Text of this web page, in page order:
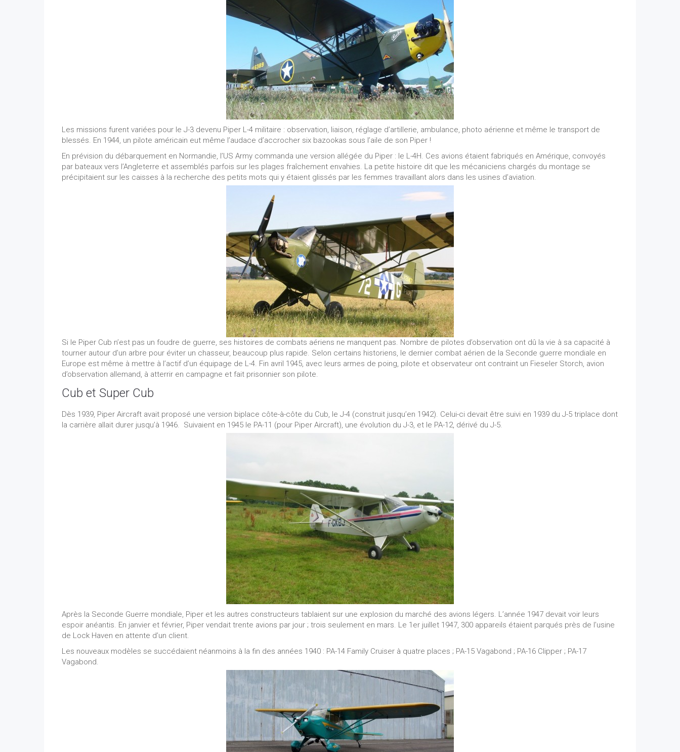
Les missions furent variées pour le J-3 devenu Piper L-4 militaire : observation, liaison, réglage d’artillerie, ambulance, photo aérienne et même le transport de
blessés. En 1944, un pilote américain eut même l’audace d’accrocher six bazookas sous l’aile de son Piper !
En prévision du débarquement en Normandie, l’US Army commanda une version allégée du Piper : le L-4H. Ces avions étaient fabriqués en Amérique, convoyés
par bateaux vers l’Angleterre et assemblés parfois sur les plages fraîchement envahies. La petite histoire dit que les mécaniciens chargés du montage se
précipitaient sur les caisses à la recherche des petits mots qui y étaient glissés par les femmes travaillant alors dans les usines d’aviation.
Si le Piper Cub n’est pas un foudre de guerre, ses histoires de combats aériens ne manquent pas. Nombre de pilotes d’observation ont dû la vie à sa capacité à
tourner autour d’un arbre pour éviter un chasseur, beaucoup plus rapide. Selon certains historiens, le dernier combat aérien de la Seconde guerre mondiale en
Europe est même à mettre à l’actif d’un équipage de L-4. Fin avril 1945, avec leurs armes de poing, pilote et observateur ont contraint un Fieseler Storch, avion
d’observation allemand, à atterrir en campagne et fait prisonnier son pilote.
Cub et Super Cub
Dès 1939, Piper Aircraft avait proposé une version biplace côte-à-côte du Cub, le J-4 (construit jusqu’en 1942). Celui-ci devait être suivi en 1939 du J-5 triplace dont
la carrière allait durer jusqu’à 1946. Suivaient en 1945 le PA-11 (pour Piper Aircraft), une évolution du J-3, et le PA-12, dérivé du J-5.
Après la Seconde Guerre mondiale, Piper et les autres constructeurs tablaient sur une explosion du marché des avions légers. L’année 1947 devait voir leurs
espoir anéantis. En janvier et février, Piper vendait trente avions par jour ; trois seulement en mars. Le 1er juillet 1947, 300 appareils étaient parqués près de l’usine
de Lock Haven en attente d’un client.
Les nouveaux modèles se succédaient néanmoins à la fin des années 1940 : PA-14 Family Cruiser à quatre places ; PA-15 Vagabond ; PA-16 Clipper ; PA-17
Vagabond.